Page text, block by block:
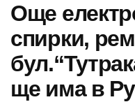
Още
спирки,
ще има в